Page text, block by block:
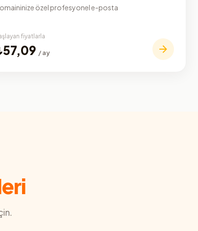
özel profesyonel e-posta
fiyatlarla
/ ay